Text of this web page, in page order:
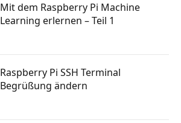
Mit dem Raspberry Pi Machine
Learning erlernen – Teil 1
Raspberry Pi SSH Terminal
Begrüßung ändern